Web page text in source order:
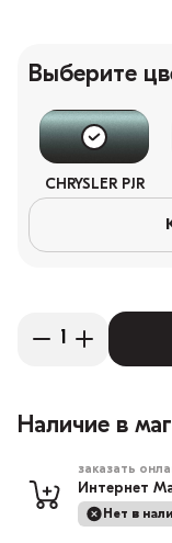
Выберите
CHRYSLER PJR
Наличие в
заказать
Интернет
Нет в